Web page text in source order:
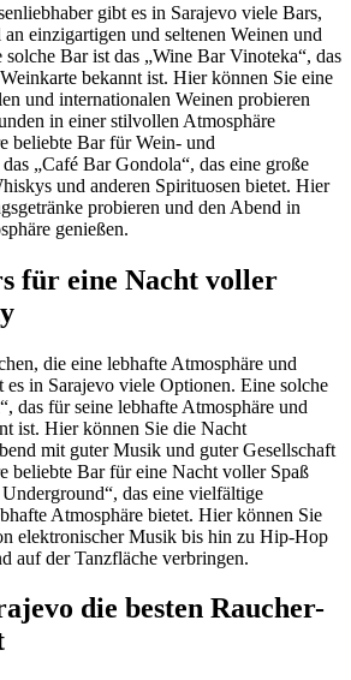
gibt es in Sarajevo viele Bars,
einzigartigen und seltenen Weinen und
Bar ist das „Wine Bar Vinoteka“, das
bekannt ist. Hier können Sie eine
und internationalen Weinen probieren
in einer stilvollen Atmosphäre
beliebte Bar für Wein- und
„Café Bar Gondola“, das eine große
und anderen Spirituosen bietet. Hier
probieren und den Abend in
genießen.
für eine Nacht voller
die eine lebhafte Atmosphäre und
es in Sarajevo viele Optionen. Eine solche
das für seine lebhafte Atmosphäre und
ist. Hier können Sie die Nacht
mit guter Musik und guter Gesellschaft
beliebte Bar für eine Nacht voller Spaß
das eine vielfältige
Atmosphäre bietet. Hier können Sie
elektronischer Musik bis hin zu Hip-Hop
auf der Tanzfläche verbringen.
die besten Raucher-